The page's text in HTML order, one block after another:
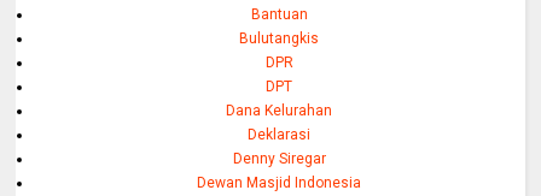
Bantuan
Bulutangkis
DPR
DPT
Dana Kelurahan
Deklarasi
Denny Siregar
Dewan Masjid Indonesia